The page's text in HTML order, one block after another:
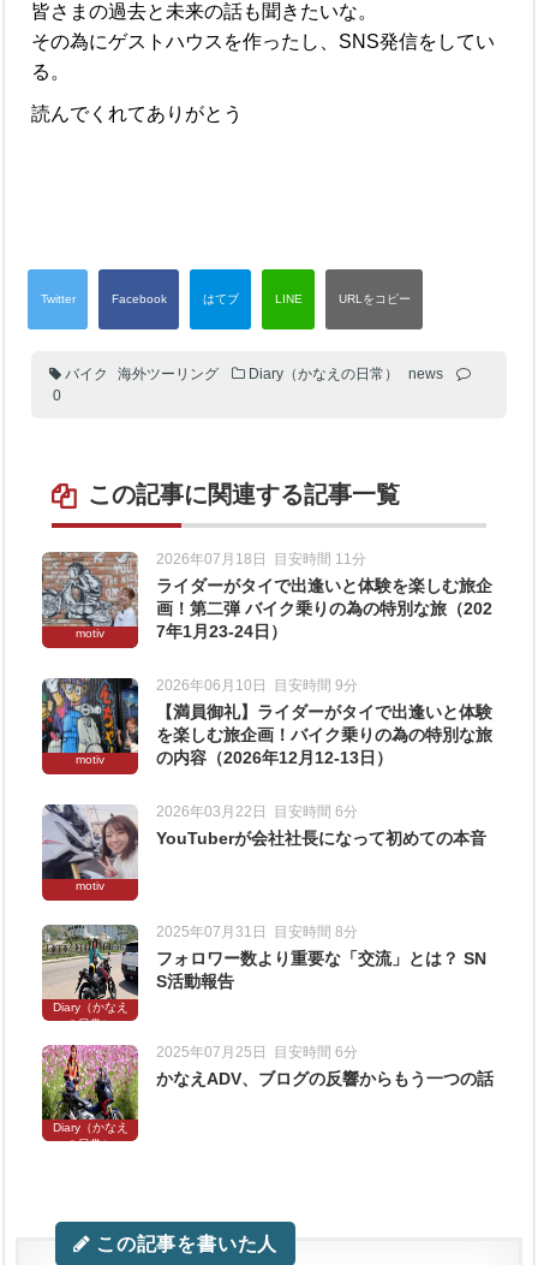
皆さまの過去と未来の話も聞きたいな。
その為にゲストハウスを作ったし、SNS発信をしてい
る。
読んでくれてありがとう
バイク 海外ツーリング Diary（かなえの日常）
news
0
この記事に関連する記事一覧
motiv
2026年07月18日 目安時間 11分
ライダーがタイで出逢いと体験を楽しむ旅企
画！第二弾 バイク乗りの為の特別な旅（202
7年1月23-24日）
motiv
2026年06月10日 目安時間 9分
【満員御礼】ライダーがタイで出逢いと体験
を楽しむ旅企画！バイク乗りの為の特別な旅
の内容（2026年12月12-13日）
motiv
2026年03月22日 目安時間 6分
YouTuberが会社社長になって初めての本音
Diary（かなえ
の日常）
2025年07月31日 目安時間 8分
フォロワー数より重要な「交流」とは？ SN
S活動報告
Diary（かなえ
の日常）
2025年07月25日 目安時間 6分
かなえADV、ブログの反響からもう一つの話
この記事を書いた人